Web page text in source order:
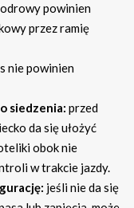
powinien
przez ramię
nie powinien
siedzenia: przed
da się ułożyć
obok nie
w trakcie jazdy.
jeśli nie da się